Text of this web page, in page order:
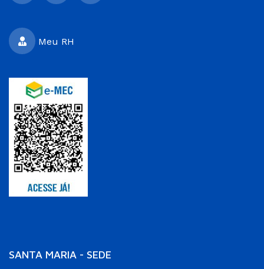
Meu RH
SANTA MARIA - SEDE